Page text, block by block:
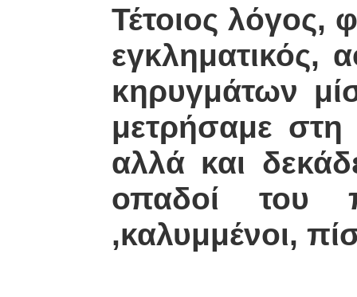
Τέτοιος λόγος,
εγκληματικός,
κηρυγμάτων
μετρήσαμε
αλλά και
οπαδοί του
,καλυμμένοι,